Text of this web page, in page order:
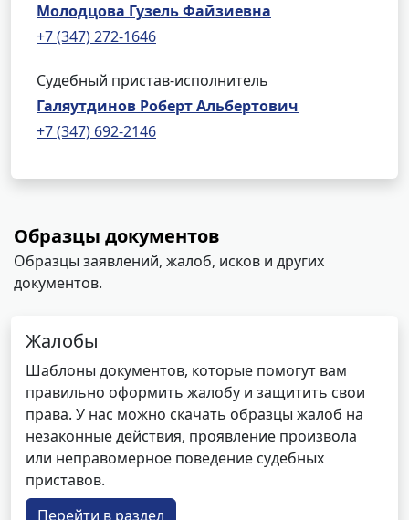
Молодцова Гузель Файзиевна
+7 (347) 272-1646
Судебный пристав-исполнитель
Галяутдинов Роберт Альбертович
+7 (347) 692-2146
Образцы документов
Образцы заявлений, жалоб, исков и других
документов.
Жалобы
Шаблоны документов, которые помогут вам
правильно оформить жалобу и защитить свои
права. У нас можно скачать образцы жалоб на
незаконные действия, проявление произвола
или неправомерное поведение судебных
приставов.
Перейти в раздел